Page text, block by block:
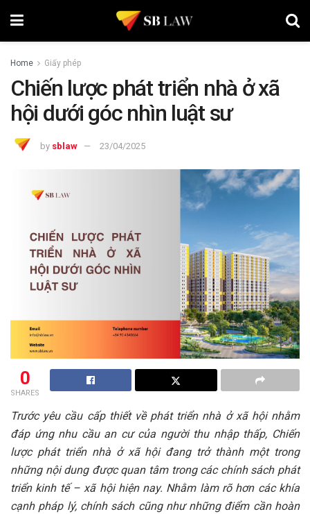
Home Giấy phép
Chiến lược phát triển nhà ở xã
hội dưới góc nhìn luật sư
by sblaw 23/04/2025
0
SHARES
Trước yêu cầu cấp thiết về phát triển nhà ở xã hội nhằm
đáp ứng nhu cầu an cư của người thu nhập thấp, Chiến
lược phát triển nhà ở xã hội đang trở thành một trong
những nội dung được quan tâm trong các chính sách phát
triển kinh tế – xã hội hiện nay. Nhằm làm rõ hơn các khía
cạnh pháp lý, chính sách cũng như những điểm cần hoàn